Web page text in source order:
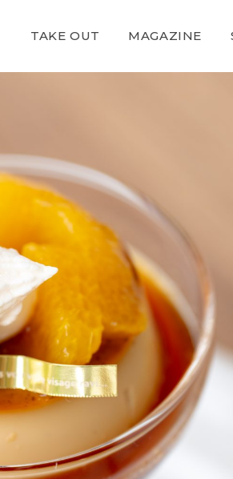
TAKE OUT MAGAZINE